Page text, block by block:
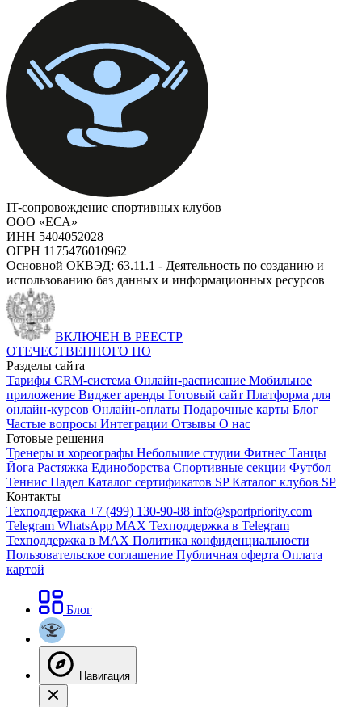
IT-сопровождение спортивных клубов
ООО «ЕСА»
ИНН 5404052028
ОГРН 1175476010962
Основной ОКВЭД: 63.11.1 - Деятельность по созданию и
использованию баз данных и информационных ресурсов
ВКЛЮЧЕН В РЕЕСТР
ОТЕЧЕСТВЕННОГО ПО
Разделы сайта
Тарифы CRM-система Онлайн-расписание Мобильное
приложение Виджет аренды Готовый сайт Платформа для
онлайн-курсов Онлайн-оплаты Подарочные карты Блог
Частые вопросы Интеграции Отзывы О нас
Готовые решения
Тренеры и хореографы Небольшие студии Фитнес Танцы
Йога Растяжка Единоборства Спортивные секции Футбол
Теннис Падел Каталог сертификатов SPКаталог клубов SP
Контакты
Техподдержка +7 (499) 130-90-88 info@sportpriority.com
Telegram WhatsApp MAX Техподдержка в Telegram
Техподдержка в MAX Политика конфиденциальности
Пользовательское соглашение Публичная оферта Оплата
картой
Блог
Навигация